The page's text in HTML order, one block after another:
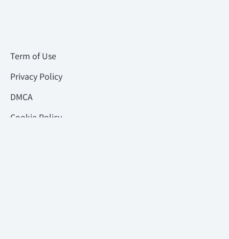
Term of Use
Privacy Policy
DMCA
Cookie Policy